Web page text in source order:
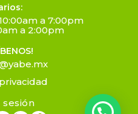
a 7:00pm
a 2:00pm
sesión